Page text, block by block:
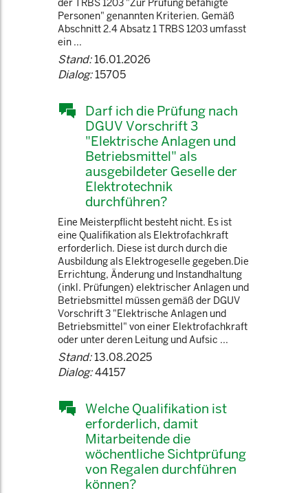
der TRBS 1203 "Zur Prüfung befähigte
Personen" genannten Kriterien. Gemäß
Abschnitt 2.4 Absatz 1 TRBS 1203 umfasst
ein ...
Stand:16.01.2026
Dialog:15705
Darf ich die Prüfung nach
DGUV Vorschrift 3
"Elektrische Anlagen und
Betriebsmittel" als
ausgebildeter Geselle der
Elektrotechnik
durchführen?
Eine Meisterpflicht besteht nicht. Es ist
eine Qualifikation als Elektrofachkraft
erforderlich. Diese ist durch durch die
Ausbildung als Elektrogeselle gegeben.Die
Errichtung, Änderung und Instandhaltung
(inkl. Prüfungen) elektrischer Anlagen und
Betriebsmittel müssen gemäß der DGUV
Vorschrift 3 "Elektrische Anlagen und
Betriebsmittel" von einer Elektrofachkraft
oder unter deren Leitung und Aufsic ...
Stand:13.08.2025
Dialog:44157
Welche Qualifikation ist
erforderlich, damit
Mitarbeitende die
wöchentliche Sichtprüfung
von Regalen durchführen
können?